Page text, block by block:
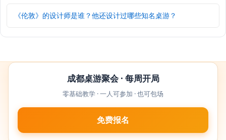
《伦敦》的设计师是谁？他还设计过哪些知名桌游？
成都桌游聚会 · 每周开局
零基础教学 · 一人可参加 · 也可包场
免费报名